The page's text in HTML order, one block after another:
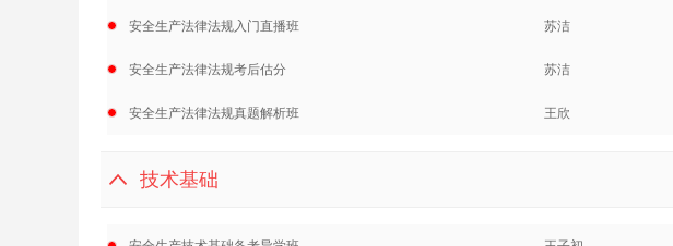
安全生产法律法规入门直播班 苏洁
安全生产法律法规考后估分 苏洁
安全生产法律法规真题解析班 王欣
技术基础